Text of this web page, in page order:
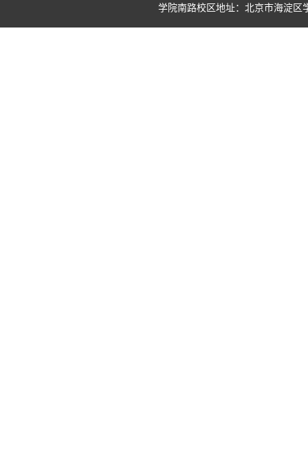
学院南路校区地址：北京市海淀区